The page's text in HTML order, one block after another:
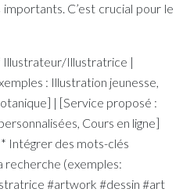
C’est crucial pour le
Illustratrice |
: Illustration jeunesse,
| [Service proposé :
Cours en ligne]
Intégrer des mots-clés
recherche (exemples:
#artwork #dessin #art